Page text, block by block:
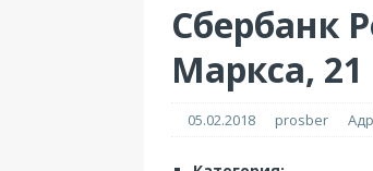
Сбербанк
Маркса, 21
05.02.2018 prosber